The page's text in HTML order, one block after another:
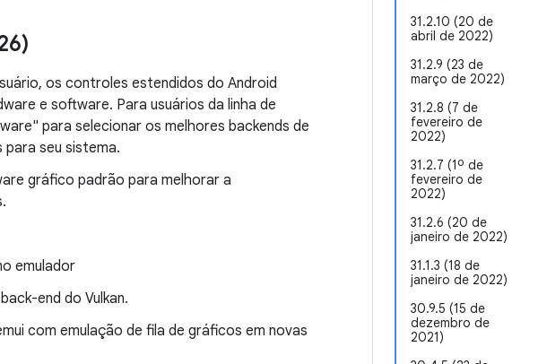
31.2.10 (20 de
abril de 2022)
31.2.9 (23 de
março de 2022)
31.2.8 (7 de
fevereiro de
2022)
31.2.7 (1º de
fevereiro de
2022)
31.2.6 (20 de
janeiro de 2022)
31.1.3 (18 de
janeiro de 2022)
30.9.5 (15 de
dezembro de
2021)
os controles estendidos do Android
e software. Para usuários da linha de
para selecionar os melhores backends de
para seu sistema.
gráfico padrão para melhorar a
emulador
end do Vulkan.
com emulação de fila de gráficos em novas